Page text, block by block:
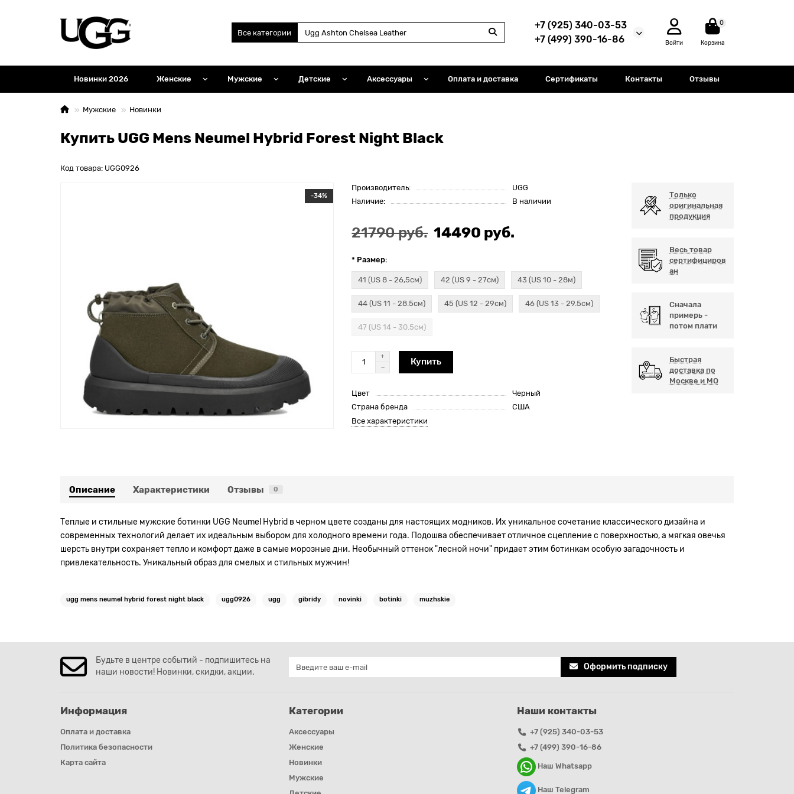
Все категории
+7 (925) 340-03-53
+7 (499) 390-16-86
Войти
0
Корзина
Новинки 2026 Женские Мужские Детские Аксессуары Оплата и доставка Сертификаты Контакты Отзывы
Мужские Новинки
Купить UGG Mens Neumel Hybrid Forest Night Black
Код товара: UGG0926
-34%
Производитель:
UGG
Наличие:
В наличии
21790 руб. 14490 руб.
* Размер:
41 (US 8 - 26,5см) 42 (US 9 - 27см) 43 (US 10 - 28м)
44 (US 11 - 28.5см) 45 (US 12 - 29см) 46 (US 13 - 29.5см)
47 (US 14 - 30.5см)
Купить
Цвет
Черный
Страна бренда
США
Все характеристики
Только
оригинальная
продукция
Весь товар
сертифициров
ан
Сначала
примерь -
потом плати
Быстрая
доставка по
Москве и МО
Описание Характеристики Отзывы 0
Теплые и стильные мужские ботинки UGG Neumel Hybrid в черном цвете созданы для настоящих модников. Их уникальное сочетание классического дизайна и
современных технологий делает их идеальным выбором для холодного времени года. Подошва обеспечивает отличное сцепление с поверхностью, а мягкая овечья
шерсть внутри сохраняет тепло и комфорт даже в самые морозные дни. Необычный оттенок "лесной ночи" придает этим ботинкам особую загадочность и
привлекательность. Уникальный образ для смелых и стильных мужчин!
ugg mens neumel hybrid forest night black ugg0926 ugg gibridy novinki botinki muzhskie
Будьте в центре событий - подпишитесь на
наши новости! Новинки, скидки, акции.
Оформить подписку
Информация
Оплата и доставка
Политика безопасности
Карта сайта
Категории
Аксессуары
Женские
Новинки
Мужские
Наши контакты
+7 (925) 340-03-53
+7 (499) 390-16-86
Наш Whatsapp
Наш Telegram